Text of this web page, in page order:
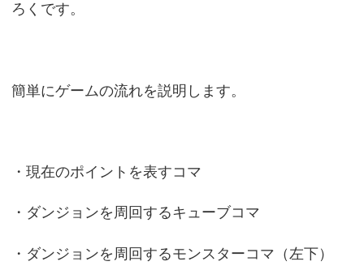
ろくです。
簡単にゲームの流れを説明します。
・現在のポイントを表すコマ
・ダンジョンを周回するキューブコマ
・ダンジョンを周回するモンスターコマ（左下）